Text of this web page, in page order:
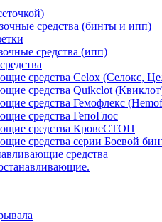
средства (бинты и ипп)
средства (ипп)
средства Celox (Селокс,
средства Quikclot
средства Гемофлекс
средства ГепоГлос
средства КровеСТОП
средства серии Боевой
средства